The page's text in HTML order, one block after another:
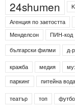
24shumen
Агенция по заетостта
Менделсон
ПИН-код
български филми
д-
кражба медия
паркинг питейна вода
театър топ